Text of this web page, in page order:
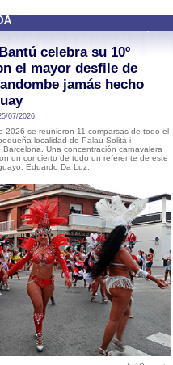
celebra su 10º
el mayor desfile de
jamás hecho
07/2026
2026 se reunieron 11 comparsas de todo el
localidad de Palau-Solità i
Una concentración carnavalera
un concierto de todo un referente de este
Eduardo Da Luz.